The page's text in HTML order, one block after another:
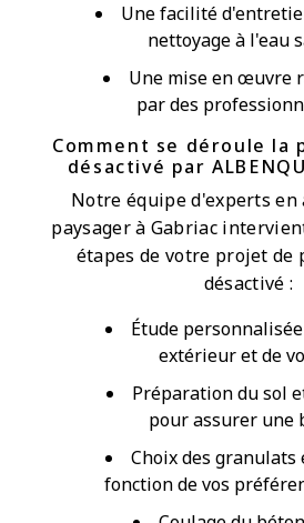
Une facilité
nettoyage à l'eau
Une mise en œuvre
par des
Comment se déroule la
désactivé par
Notre équipe d'experts en
paysager à Gabriac
étapes de votre projet de
désactivé :
Étude
extérieur et de
Préparation du sol
pour assurer une
Choix des granulats
fonction de vos